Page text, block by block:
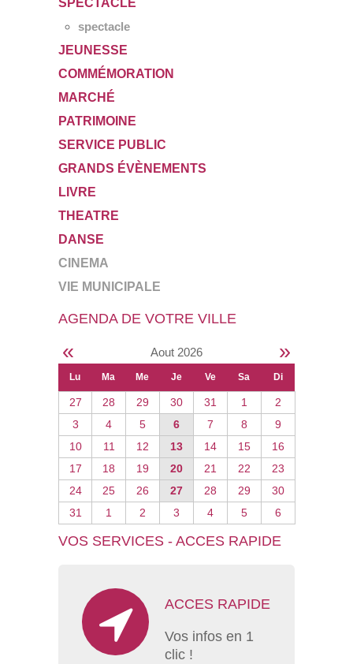
SPECTACLE
spectacle
JEUNESSE
COMMÉMORATION
MARCHÉ
PATRIMOINE
SERVICE PUBLIC
GRANDS ÉVÈNEMENTS
LIVRE
THEATRE
DANSE
CINEMA
VIE MUNICIPALE
AGENDA DE VOTRE VILLE
« Aout 2026 »
Lu Ma Me Je Ve Sa Di
27 28 29 30 31 1
2
3
4 5 6 7 8
9
10
11 12 13 14 15
16
17
18 19 20 21 22
23
24
25 26 27 28 29
30
31
1 2 3 4 5 6
VOS SERVICES - ACCES RAPIDE
ACCES RAPIDE
Vos infos en 1
clic !